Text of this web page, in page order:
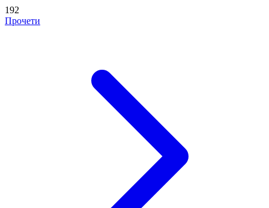
192
Прочети